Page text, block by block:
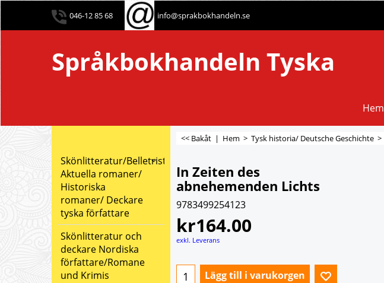
046-12 85 68 info@sprakbokhandeln.se
Språkbokhandeln Tyska
Hem
Skönlitteratur/Belletristik:
Aktuella romaner/
Historiska
romaner/ Deckare
tyska författare
Skönlitteratur och
deckare Nordiska
författare/Romane
und Krimis
<< Bakåt | Hem > Tysk historia/ Deutsche Geschichte >
In Zeiten des
abnehemenden Lichts
9783499254123
kr164.00
exkl. Leverans
Lägg till i varukorgen